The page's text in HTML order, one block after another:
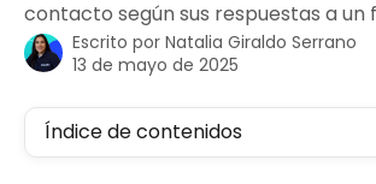
contacto según sus respuestas a un
Escrito por Natalia Giraldo Serrano
13 de mayo de 2025
Índice de contenidos